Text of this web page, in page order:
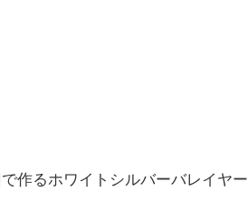
作るホワイトシルバーバレイヤー